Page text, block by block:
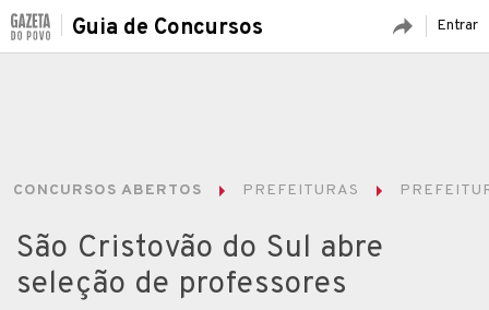
Entrar
Guia de Concursos
CONCURSOS ABERTOS PREFEITURAS
São Cristovão do Sul abre
seleção de professores